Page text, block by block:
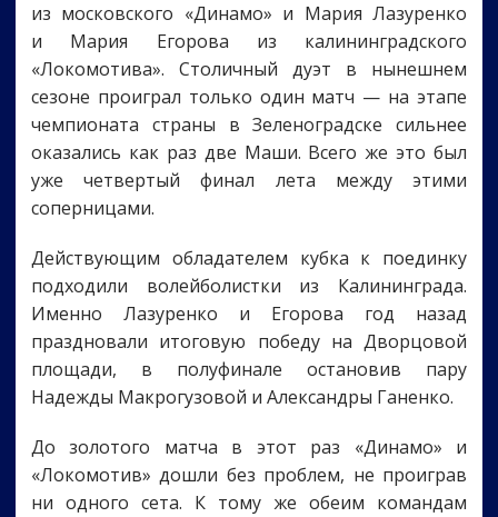
из московского «Динамо» и Мария Лазуренко
и Мария Егорова из калининградского
«Локомотива». Столичный дуэт в нынешнем
сезоне проиграл только один матч — на этапе
чемпионата страны в Зеленоградске сильнее
оказались как раз две Маши. Всего же это был
уже четвертый финал лета между этими
соперницами.
Действующим обладателем кубка к поединку
подходили волейболистки из Калининграда.
Именно Лазуренко и Егорова год назад
праздновали итоговую победу на Дворцовой
площади, в полуфинале остановив пару
Надежды Макрогузовой и Александры Ганенко.
До золотого матча в этот раз «Динамо» и
«Локомотив» дошли без проблем, не проиграв
ни одного сета. К тому же обеим командам